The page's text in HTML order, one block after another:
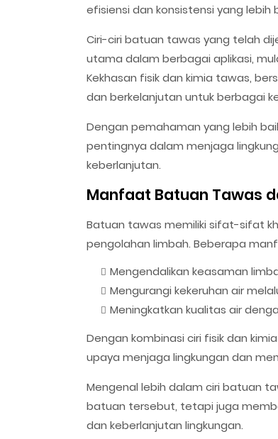
efisiensi dan konsistensi yang lebih
Ciri-ciri batuan tawas yang telah
utama dalam berbagai aplikasi,
Kekhasan fisik dan kimia tawas,
dan berkelanjutan untuk berbagai
Dengan pemahaman yang lebih
pentingnya dalam menjaga
keberlanjutan.
Manfaat Batuan Tawas
Batuan tawas memiliki sifat-sifat
pengolahan limbah. Beberapa
Mengendalikan keasaman
Mengurangi kekeruhan air
Meningkatkan kualitas air
Dengan kombinasi ciri fisik dan
upaya menjaga lingkungan dan
Mengenal lebih dalam ciri batuan
batuan tersebut, tetapi juga
dan keberlanjutan lingkungan.